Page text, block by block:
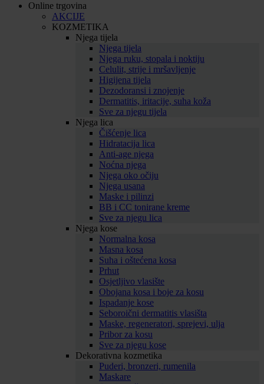
Online trgovina
AKCIJE
KOZMETIKA
Njega tijela
Njega tijela
Njega ruku, stopala i noktiju
Celulit, strije i mršavljenje
Higijena tijela
Dezodoransi i znojenje
Dermatitis, iritacije, suha koža
Sve za njegu tijela
Njega lica
Čišćenje lica
Hidratacija lica
Anti-age njega
Noćna njega
Njega oko očiju
Njega usana
Maske i pilinzi
BB i CC tonirane kreme
Sve za njegu lica
Njega kose
Normalna kosa
Masna kosa
Suha i oštećena kosa
Prhut
Osjetljivo vlasište
Obojana kosa i boje za kosu
Ispadanje kose
Seboroični dermatitis vlasišta
Maske, regeneratori, sprejevi, ulja
Pribor za kosu
Sve za njegu kose
Dekorativna kozmetika
Puderi, bronzeri, rumenila
Maskare